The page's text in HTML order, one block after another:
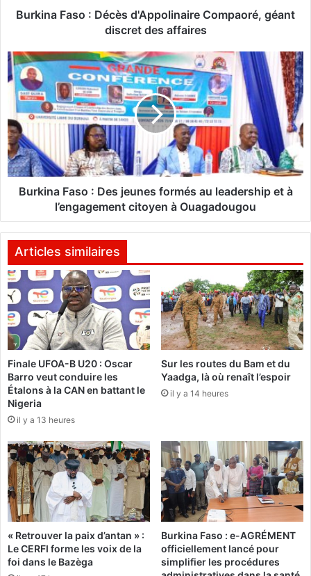
D
é
c
d
'
A
p
i
i
r
e
C
o
m
p
a
o
r
é
g
é
a
n
t
d
i
s
c
Burkina Faso : Décès d'Appolinaire Compaoré, géant
discret des affaires
B
u
r
i
n
a
F
a
:
D
s
j
e
u
n
e
s
f
o
r
m
é
a
u
l
e
a
d
e
r
s
Burkina Faso : Des jeunes formés au leadership et à
l’engagement citoyen à Ouagadougou
Articles similaires
Finale UFOA-B U20 : Oscar
Barro veut conduire les
Étalons à la CAN en battant le
Nigeria
il y a 13 heures
Sur les routes du Bam et du
Yaadga, là où renaît l’espoir
il y a 14 heures
« Retrouver la paix d’antan » :
Le CERFI forme les voix de la
foi dans le Bazèga
Burkina Faso : e-AGRÉMENT
officiellement lancé pour
simplifier les procédures